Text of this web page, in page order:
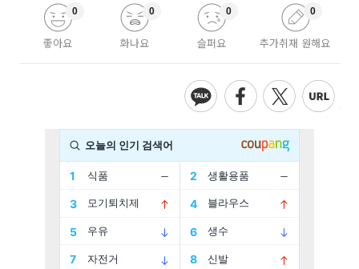
좋아요
0
화나요
0
슬퍼요
0
추가취재 원해요
0